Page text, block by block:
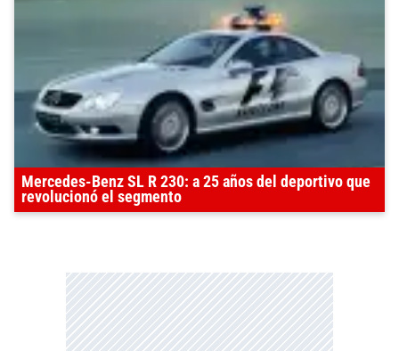
Mercedes-Benz SL R 230: a 25 años del deportivo que
revolucionó el segmento